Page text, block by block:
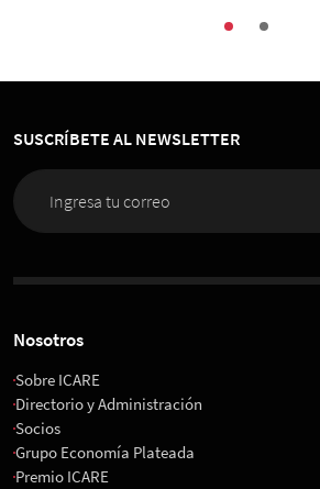
SUSCRÍBETE AL NEWSLETTER
Nosotros
Sobre ICARE
Directorio y Administración
Socios
Grupo Economía Plateada
Premio ICARE